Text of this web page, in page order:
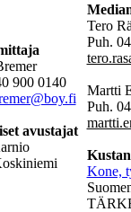
900 0140
avustajat
Tero
Puh.
Martti
Puh.
Kone,